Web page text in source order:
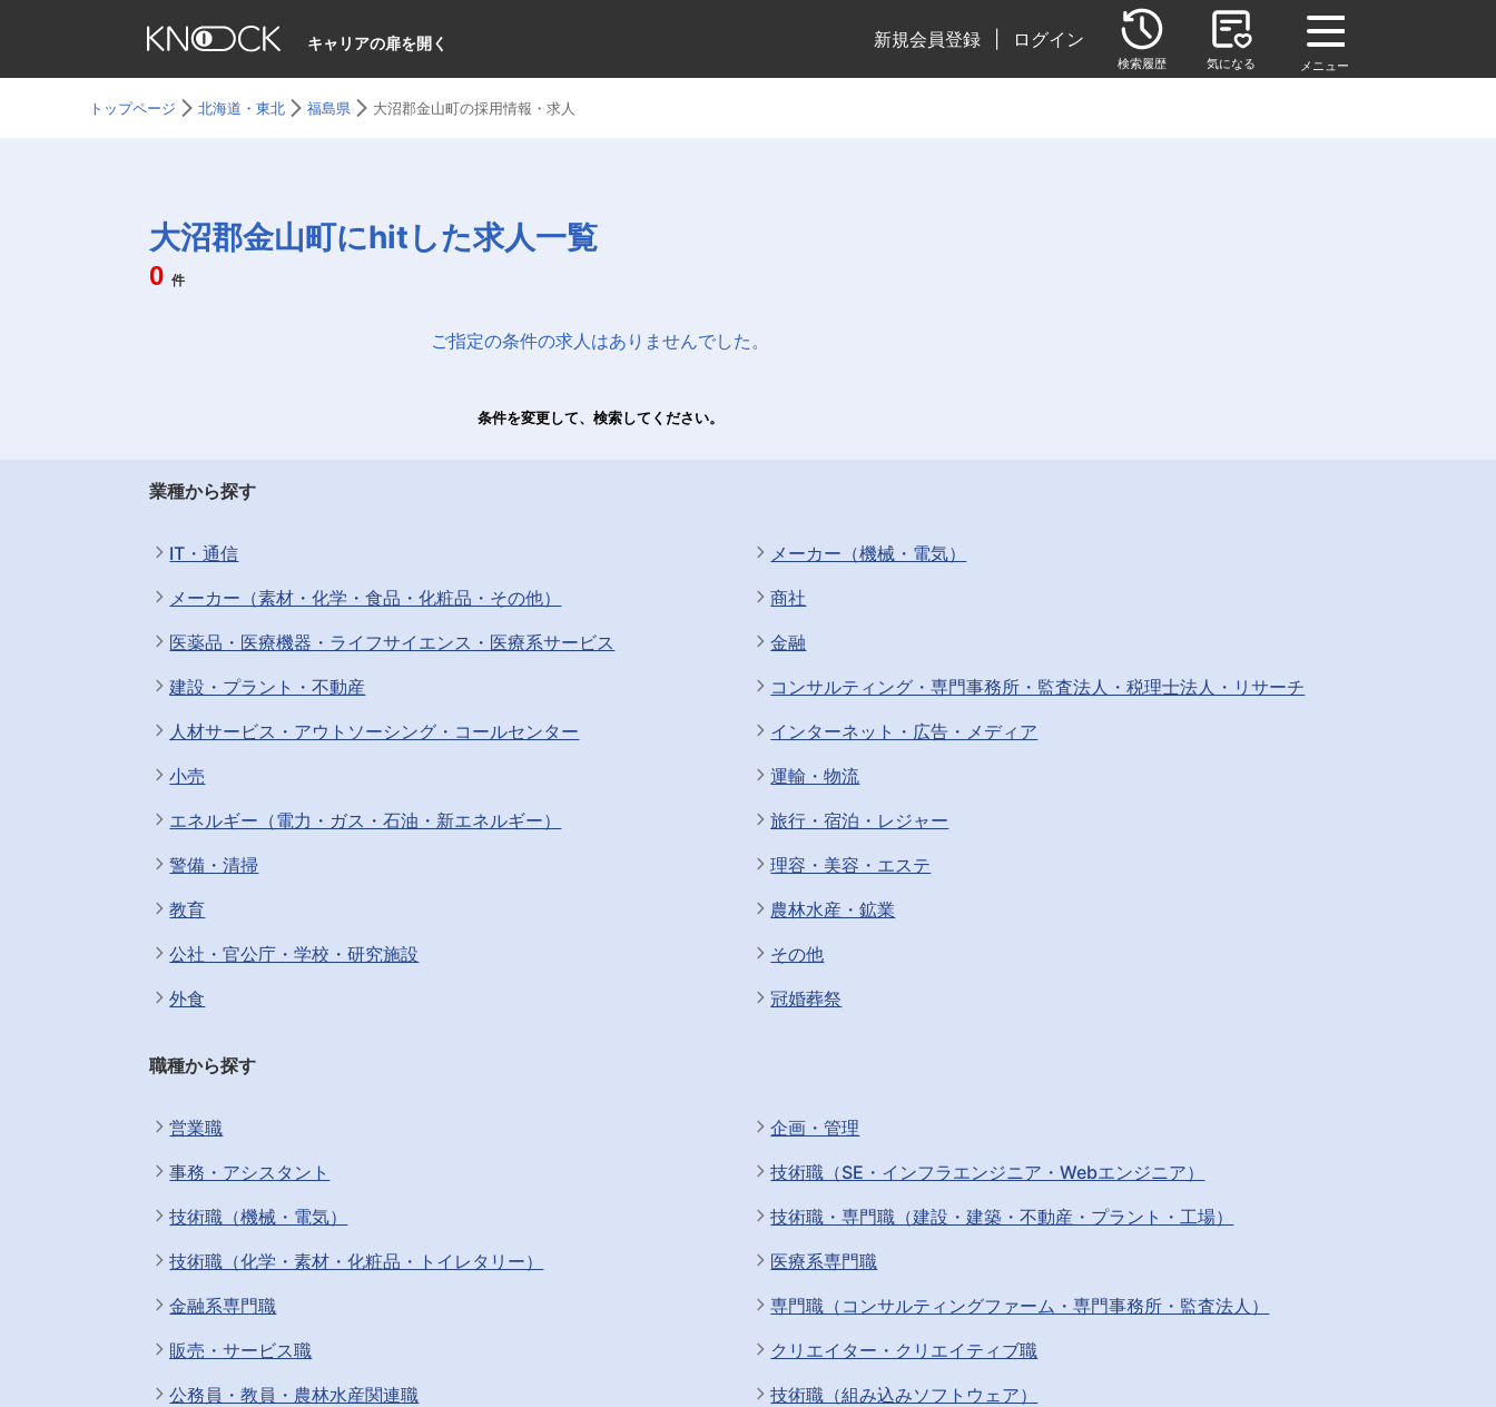
キャリアの扉を開く 新規会員登録 ログイン
検索履歴 気になる メニュー
トップページ 北海道・東北 福島県 大沼郡金山町の採用情報・求人
大沼郡金山町にhitした求人一覧
0 件
ご指定の条件の求人はありませんでした。
条件を変更して、検索してください。
業種から探す
IT・通信
メーカー（機械・電気）
メーカー（素材・化学・食品・化粧品・その他）
商社
医薬品・医療機器・ライフサイエンス・医療系サービス
金融
建設・プラント・不動産
コンサルティング・専門事務所・監査法人・税理士法人・リサーチ
人材サービス・アウトソーシング・コールセンター
インターネット・広告・メディア
小売
運輸・物流
エネルギー（電力・ガス・石油・新エネルギー）
旅行・宿泊・レジャー
警備・清掃
理容・美容・エステ
教育
農林水産・鉱業
公社・官公庁・学校・研究施設
その他
外食
冠婚葬祭
職種から探す
営業職
企画・管理
事務・アシスタント
技術職（SE・インフラエンジニア・Webエンジニア）
技術職（機械・電気）
技術職・専門職（建設・建築・不動産・プラント・工場）
技術職（化学・素材・化粧品・トイレタリー）
医療系専門職
金融系専門職
専門職（コンサルティングファーム・専門事務所・監査法人）
販売・サービス職
クリエイター・クリエイティブ職
公務員・教員・農林水産関連職
技術職（組み込みソフトウェア）